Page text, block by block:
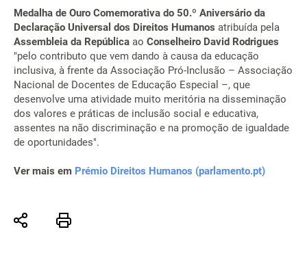
Medalha de Ouro Comemorativa do 50.º Aniversário da
Declaração Universal dos Direitos Humanos atribuída pela
Assembleia da República ao Conselheiro David Rodrigues
"pelo contributo que vem dando à causa da educação
inclusiva, à frente da Associação Pró-Inclusão – Associação
Nacional de Docentes de Educação Especial –, que
desenvolve uma atividade muito meritória na disseminação
dos valores e práticas de inclusão social e educativa,
assentes na não discriminação e na promoção de igualdade
de oportunidades".
Ver mais em Prémio Direitos Humanos (parlamento.pt)